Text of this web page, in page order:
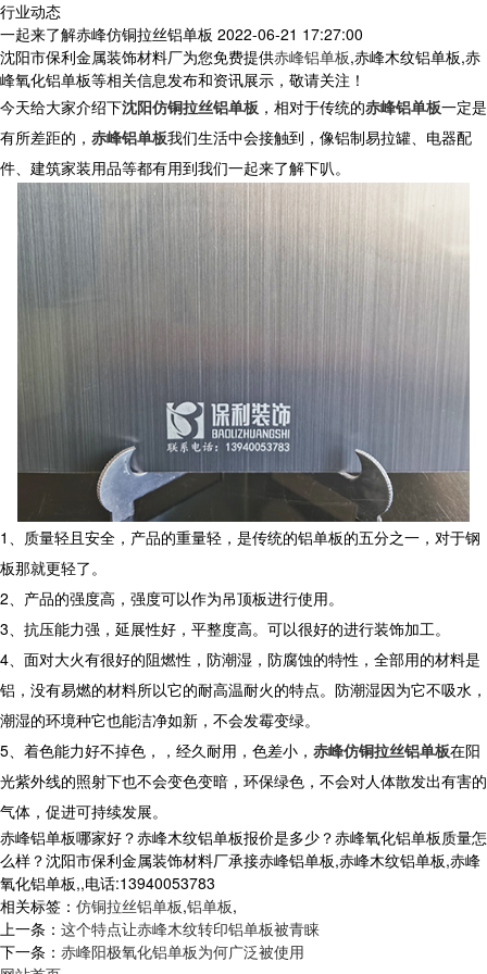
行业动态
一起来了解赤峰仿铜拉丝铝单板 2022-06-21 17:27:00
沈阳市保利金属装饰材料厂为您免费提供赤峰铝单板,赤峰木纹铝单板,赤
峰氧化铝单板等相关信息发布和资讯展示，敬请关注！
今天给大家介绍下沈阳仿铜拉丝铝单板 ，相对于传统的赤峰铝单板一定是
有所差距的， 赤峰铝单板我们生活中会接触到，像铝制易拉罐、电器配
件、建筑家装用品等都有用到我们一起来了解下叭。
1、质量轻且安全，产品的重量轻，是传统的铝单板的五分之一，对于钢
板那就更轻了。
2、产品的强度高，强度可以作为吊顶板进行使用。
3、抗压能力强，延展性好，平整度高。可以很好的进行装饰加工。
4、面对大火有很好的阻燃性，防潮湿，防腐蚀的特性，全部用的材料是
铝，没有易燃的材料所以它的耐高温耐火的特点。防潮湿因为它不吸水，
潮湿的环境种它也能洁净如新，不会发霉变绿。
5、着色能力好不掉色，，经久耐用，色差小， 赤峰仿铜拉丝铝单板在阳
光紫外线的照射下也不会变色变暗，环保绿色，不会对人体散发出有害的
气体，促进可持续发展。
赤峰铝单板哪家好？赤峰木纹铝单板报价是多少？赤峰氧化铝单板质量怎
么样？沈阳市保利金属装饰材料厂承接赤峰铝单板,赤峰木纹铝单板,赤峰
氧化铝单板,,电话:13940053783
相关标签： 仿铜拉丝铝单板,铝单板,
上一条： 这个特点让赤峰木纹转印铝单板被青睐
下一条： 赤峰阳极氧化铝单板为何广泛被使用